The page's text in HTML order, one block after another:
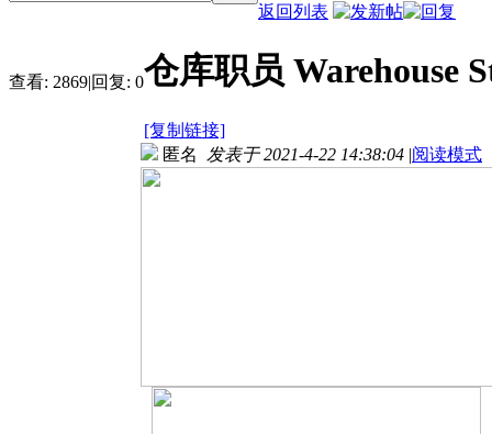
返回列表
查看: 2869|回复: 0仓库职员 Warehouse
[复制链接]
匿名 发表于 2021-4-22 14:38:04 |阅读模式